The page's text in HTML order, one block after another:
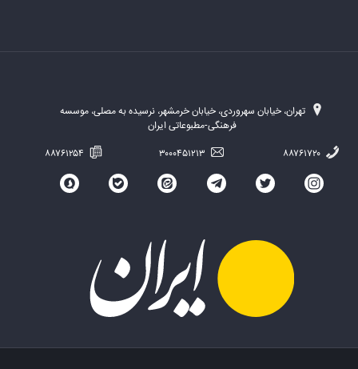
تهران، خیابان سهروردی، خیابان خرمشهر، نرسیده به مصلی، موسسه
فرهنگی-مطبوعاتی ایران